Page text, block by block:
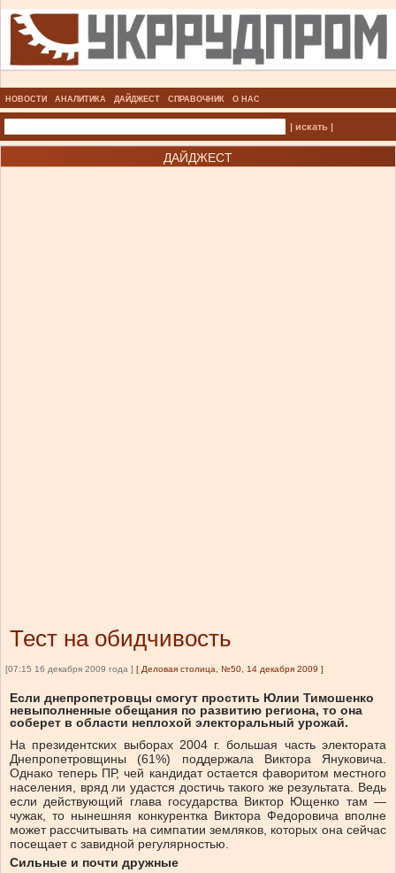
НОВОСТИ АНАЛИТИКА ДАЙДЖЕСТ СПРАВОЧНИК О НАС
| искать |
ДАЙДЖЕСТ
Тест на обидчивость
[07:15 16 декабря 2009 года ] [ Деловая столица, №50, 14 декабря 2009 ]
Если днепропетровцы смогут простить Юлии Тимошенко
невыполненные обещания по развитию региона, то она
соберет в области неплохой электоральный урожай.
На президентских выборах 2004 г. большая часть электората
Днепропетровщины (61%) поддержала Виктора Януковича.
Однако теперь ПР, чей кандидат остается фаворитом местного
населения, вряд ли удастся достичь такого же результата. Ведь
если действующий глава государства Виктор Ющенко там —
чужак, то нынешняя конкурентка Виктора Федоровича вполне
может рассчитывать на симпатии земляков, которых она сейчас
посещает с завидной регулярностью.
Сильные и почти дружные